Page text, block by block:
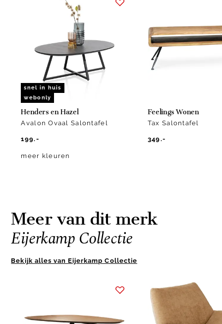
snel in huis
webonly
Henders en Hazel
Avalon Ovaal Salontafel
199.-
meer kleuren
Feelings Wonen
Tax Salontafel
349.-
Meer van dit merk
Eijerkamp Collectie
Bekijk alles van Eijerkamp Collectie